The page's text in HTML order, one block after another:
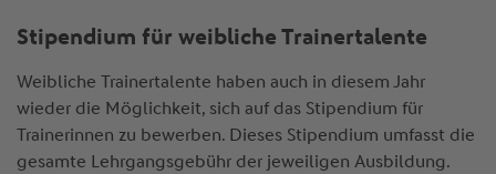
Stipendium für weibliche Trainertalente
Weibliche Trainertalente haben auch in diesem Jahr
wieder die Möglichkeit, sich auf das Stipendium für
Trainerinnen zu bewerben. Dieses Stipendium umfasst die
gesamte Lehrgangsgebühr der jeweiligen Ausbildung.